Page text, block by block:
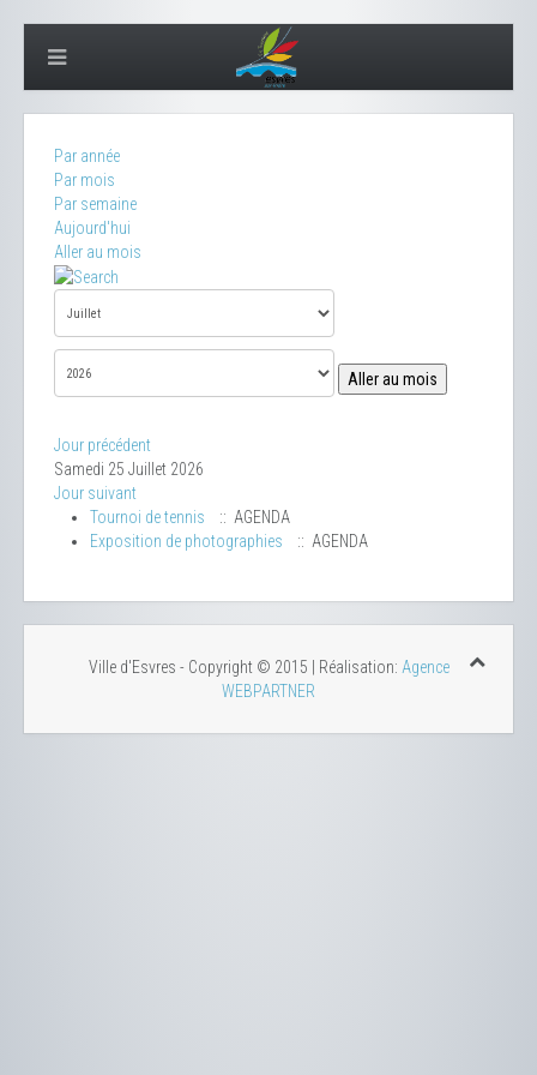
Par année
Par mois
Par semaine
Aujourd'hui
Aller au mois
Aller au mois
Jour précédent
Samedi 25 Juillet 2026
Jour suivant
Tournoi de tennis
:: AGENDA
Exposition de photographies
:: AGENDA
Ville d'Esvres - Copyright © 2015 | Réalisation: Agence
WEBPARTNER